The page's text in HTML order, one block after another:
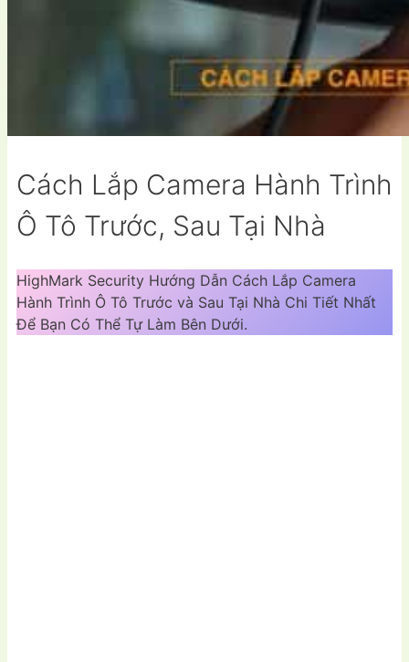
Cách Lắp Camera Hành Trình
Ô Tô Trước, Sau Tại Nhà
HighMark Security Hướng Dẫn Cách Lắp Camera
Hành Trình Ô Tô Trước và Sau Tại Nhà Chi Tiết Nhất
Để Bạn Có Thể Tự Làm Bên Dưới.